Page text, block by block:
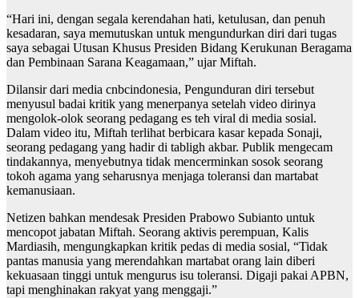
“Hari ini, dengan segala kerendahan hati, ketulusan, dan penuh
kesadaran, saya memutuskan untuk mengundurkan diri dari tugas
saya sebagai Utusan Khusus Presiden Bidang Kerukunan Beragama
dan Pembinaan Sarana Keagamaan,” ujar Miftah.
Dilansir dari media cnbcindonesia, Pengunduran diri tersebut
menyusul badai kritik yang menerpanya setelah video dirinya
mengolok-olok seorang pedagang es teh viral di media sosial.
Dalam video itu, Miftah terlihat berbicara kasar kepada Sonaji,
seorang pedagang yang hadir di tabligh akbar. Publik mengecam
tindakannya, menyebutnya tidak mencerminkan sosok seorang
tokoh agama yang seharusnya menjaga toleransi dan martabat
kemanusiaan.
Netizen bahkan mendesak Presiden Prabowo Subianto untuk
mencopot jabatan Miftah. Seorang aktivis perempuan, Kalis
Mardiasih, mengungkapkan kritik pedas di media sosial, “Tidak
pantas manusia yang merendahkan martabat orang lain diberi
kekuasaan tinggi untuk mengurus isu toleransi. Digaji pakai APBN,
tapi menghinakan rakyat yang menggaji.”